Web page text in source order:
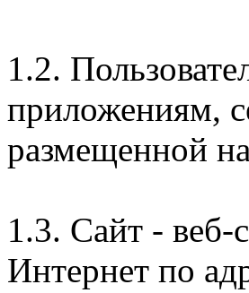
1.2.
приложениям,
размещенной
1.3. Сайт -
Интернет по